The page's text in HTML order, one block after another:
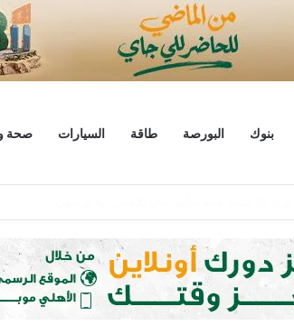
بنوك البورصة طاقة السيارات صحة